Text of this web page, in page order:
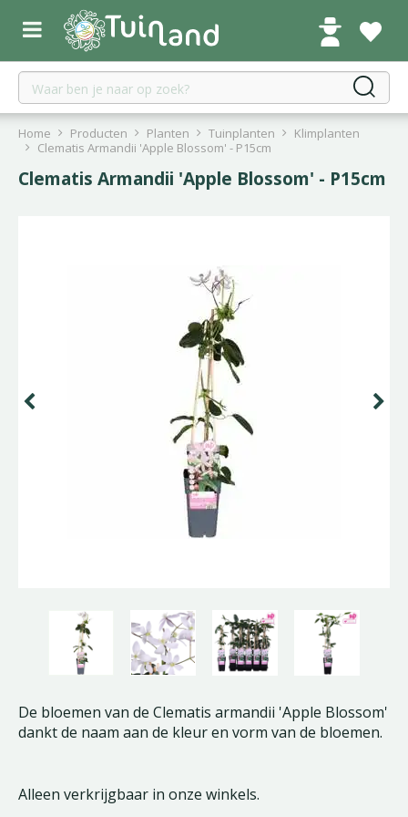
r
Home Producten Planten Tuinplanten
Klimplanten
Clematis Armandii 'Apple Blossom' - P15cm
Clematis Armandii 'Apple Blossom' - P15cm
De bloemen van de Clematis armandii 'Apple Blossom'
dankt de naam aan de kleur en vorm van de bloemen.
Alleen verkrijgbaar in onze winkels.